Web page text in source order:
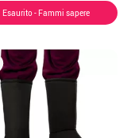
Esaurito - Fammi sapere